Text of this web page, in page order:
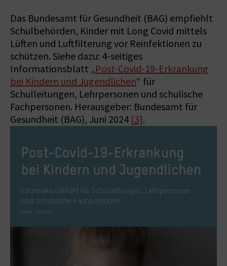
Das Bundesamt für Gesundheit (BAG) empfiehlt
Schulbehörden, Kinder mit Long Covid mittels
Lüften und Luftfilterung vor Reinfektionen zu
schützen. Siehe dazu: 4-seitiges
Informationsblatt „Post-Covid-19-Erkrankung
bei Kindern und Jugendlichen“ für
Schulleitungen, Lehrpersonen und schulische
Fachpersonen. Herausgeber: Bundesamt für
Gesundheit (BAG), Juni 2024 [3].